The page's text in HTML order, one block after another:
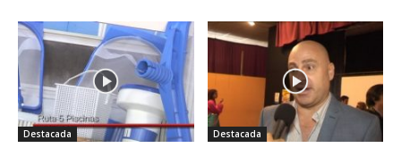
Destacada Destacada